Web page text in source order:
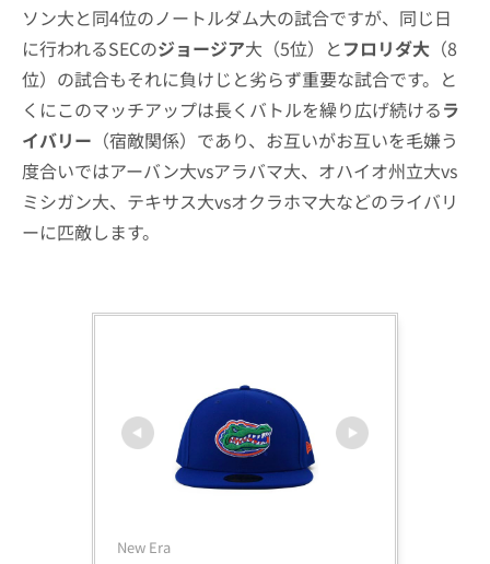
ソン大と同4位のノートルダム大の試合ですが、同じ日
に行われるSECのジョージア大（5位）とフロリダ大 （8
位）の試合もそれに負けじと劣らず重要な試合です。と
くにこのマッチアップは長くバトルを繰り広げ続けるラ
イバリー （宿敵関係）であり、お互いがお互いを毛嫌う
度合いではアーバン大vsアラバマ大、オハイオ州立大vs
ミシガン大、テキサス大vsオクラホマ大などのライバリ
ーに匹敵します。
New Era